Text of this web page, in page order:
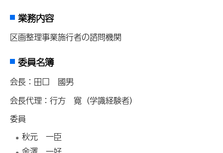
業務内容
区画整理事業施行者の諮問機関
委員名簿
会長：田口 國男
会長代理：行方 寛（学識経験者）
委員
秋元 一臣